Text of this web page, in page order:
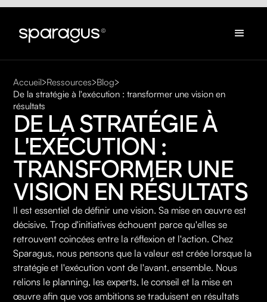
Accueil Ressources Blog
De la stratégie à l'exécution : transformer une vision en
résultats
DE LA STRATÉGIE À
L'EXÉCUTION :
TRANSFORMER UNE
VISION EN RÉSULTATS
Il est essentiel de définir une vision. Sa mise en œuvre est
décisive. Trop d'initiatives échouent parce qu'elles se
retrouvent coincées entre la réflexion et l'action. Chez
Sparagus, nous pensons que la valeur est créée lorsque la
stratégie et l'exécution vont de l'avant, ensemble. Nous
relions le planning, les experts, le conseil et la mise en
œuvre afin que vos ambitions se traduisent en résultats